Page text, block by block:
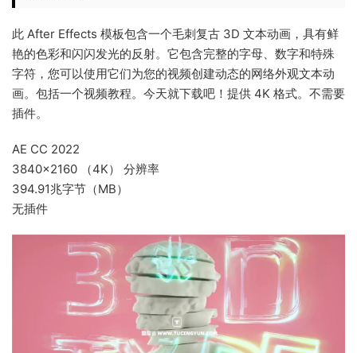
此 After Effects 模板包含一个毛刺复古 3D 文本动画，具有鲜
艳的色彩和闪闪发光的反射。它包含完整的字母、数字和特殊
字符，您可以使用它们为您的视频创建动态的网络外观文本动
画。包括一个视频教程。今天就下载吧！提供 4K 格式。不需要
插件。
AE CC 2022
3840×2160 （4K） 分辨率
394.91兆字节（MB）
无插件